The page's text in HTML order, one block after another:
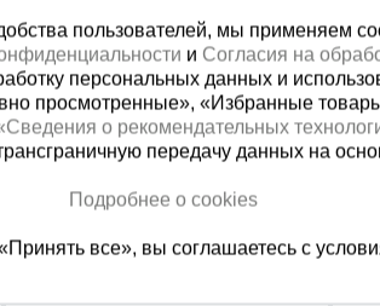
25-90 +7
пользователей, мы применяем
и Согласия на
персональных данных и
просмотренные», «Избранные
о рекомендательных
передачу данных на
Подробнее о cookies
все», вы соглашаетесь с